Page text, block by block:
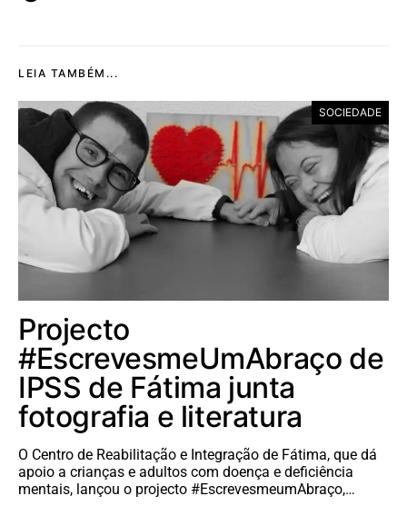
LEIA TAMBÉM...
SOCIEDADE
Projecto
#EscrevesmeUmAbraço de
IPSS de Fátima junta
fotografia e literatura
O Centro de Reabilitação e Integração de Fátima, que dá
apoio a crianças e adultos com doença e deficiência
mentais, lançou o projecto #EscrevesmeumAbraço,…